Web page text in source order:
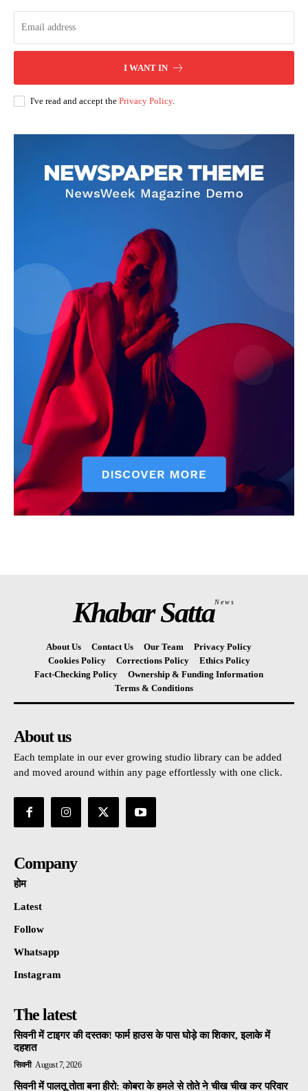
I WANT IN
I've read and accept the Privacy Policy.
Khabar SattaNews
About Us Contact Us Our Team
Privacy Policy
Cookies Policy
Corrections Policy
Ethics Policy
Fact-Checking Policy
Ownership & Funding Information
Terms & Conditions
About us
Each template in our ever growing studio library can be added
and moved around within any page effortlessly with one click.
Company
होम
Latest
Follow
Whatsapp
Instagram
The latest
सिवनी में टाइगर की दस्तक! फार्म हाउस के पास घोड़े का शिकार, इलाके में
दहशत
सिवनी August 7, 2026
सिवनी में पालतू तोता बना हीरो: कोबरा के हमले से तोते ने चीख चीख कर परिवार